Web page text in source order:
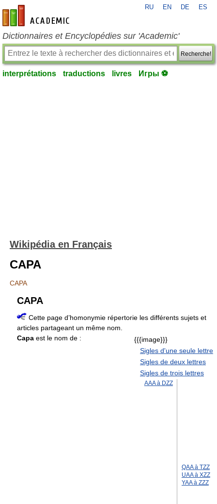
fr-academic.com
RU EN DE ES
Dictionnaires et Encyclopédies sur 'Academic'
Recherche!
interprétations traductions livres Игры ⚽
Wikipédia en Français
CAPA
CAPA
CAPA
Cette page d’homonymie répertorie les différents sujets et
articles partageant un même nom.
{{{image}}}
Sigles d'une seule lettre
Sigles de deux lettres
Sigles de trois lettres
AAA à DZZ
QAA à TZZ
UAA à XZZ
YAA à ZZZ
Capa est le nom de :